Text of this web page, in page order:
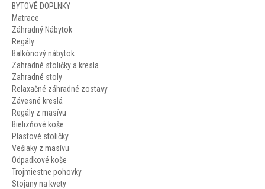
BYTOVÉ DOPLNKY
Matrace
Záhradný Nábytok
Regály
Balkónový nábytok
Zahradné stoličky a kresla
Zahradné stoly
Relaxačné záhradné zostavy
Závesné kreslá
Regály z masívu
Bielizňové koše
Plastové stoličky
Vešiaky z masívu
Odpadkové koše
Trojmiestne pohovky
Stojany na kvety